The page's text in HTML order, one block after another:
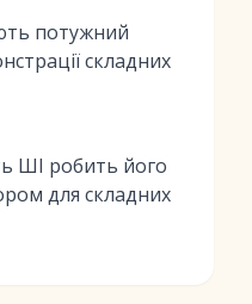
потужний
складних
ШІ робить його
для складних